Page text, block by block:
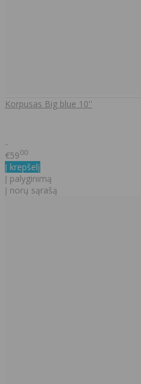
Korpusas Big blue 10''
..
€5900
Į krepšelį
Į palyginimą
Į norų sąrašą